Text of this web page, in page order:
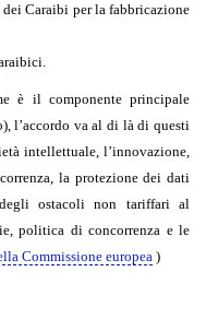
Caraibi per la fabbricazione
è il componente principale
l’accordo va al di là di questi
intellettuale, l’innovazione,
la protezione dei dati
ostacoli non tariffari al
politica di concorrenza e le
Commissione europea)